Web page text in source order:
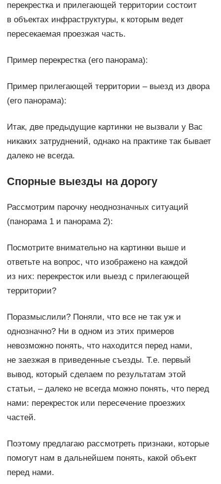
перекрестка и прилегающей территории состоит
в объектах инфраструктуры, к которым ведет
пересекаемая проезжая часть.
Пример перекрестка (его панорама):
Пример прилегающей территории – выезд из двора
(его панорама):
Итак, две предыдущие картинки не вызвали у Вас
никаких затруднений, однако на практике так бывает
далеко не всегда.
Спорные выезды на дорогу
Рассмотрим парочку неоднозначных ситуаций
(панорама 1 и панорама 2):
Посмотрите внимательно на картинки выше и
ответьте на вопрос, что изображено на каждой
из них: перекресток или выезд с прилегающей
территории?
Поразмыслили? Поняли, что все не так уж и
однозначно? Ни в одном из этих примеров
невозможно понять, что находится перед нами,
не заезжая в приведенные съезды. Т.е. первый
вывод, который сделаем по результатам этой
статьи, – далеко не всегда можно понять, что перед
нами: перекресток или пересечение проезжих
частей.
Поэтому предлагаю рассмотреть признаки, которые
помогут нам в дальнейшем понять, какой объект
перед нами.